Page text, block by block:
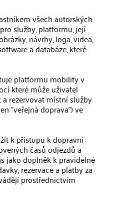
všech autorských
služby, platformu, její
návrhy, loga, videa,
a databáze, které
platformu mobility v
které může uživatel
rezervovat místní služby
"veřejná doprava") ve
k přístupu k dopravní
časů odjezdů a
jako doplněk k pravidelné
rezervace a platby za
prostřednictvím